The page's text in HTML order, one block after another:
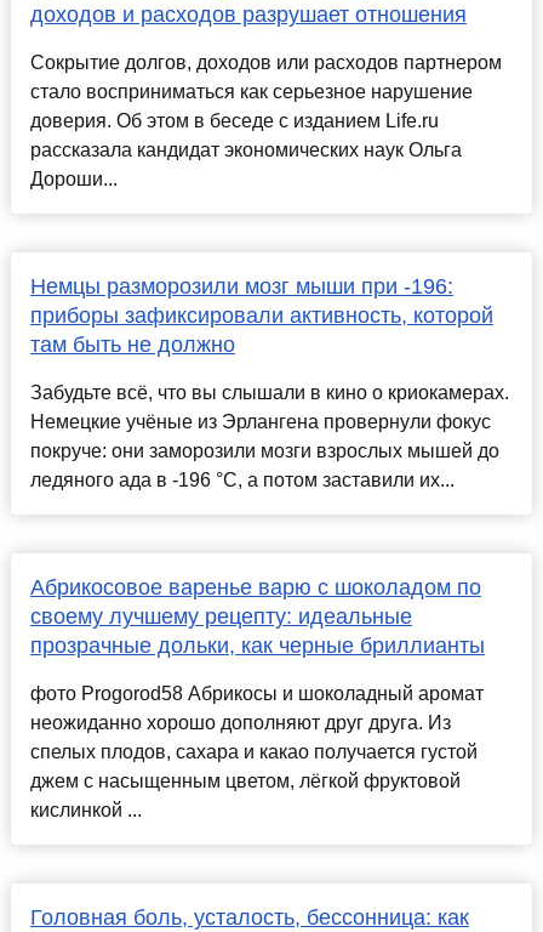
доходов и расходов разрушает отношения
Сокрытие долгов, доходов или расходов партнером
стало восприниматься как серьезное нарушение
доверия. Об этом в беседе с изданием Life.ru
рассказала кандидат экономических наук Ольга
Дороши...
Немцы разморозили мозг мыши при -196:
приборы зафиксировали активность, которой
там быть не должно
Забудьте всё, что вы слышали в кино о криокамерах.
Немецкие учёные из Эрлангена провернули фокус
покруче: они заморозили мозги взрослых мышей до
ледяного ада в -196 °C, а потом заставили их...
Абрикосовое варенье варю с шоколадом по
своему лучшему рецепту: идеальные
прозрачные дольки, как черные бриллианты
фото Progorod58 Абрикосы и шоколадный аромат
неожиданно хорошо дополняют друг друга. Из
спелых плодов, сахара и какао получается густой
джем с насыщенным цветом, лёгкой фруктовой
кислинкой ...
Головная боль, усталость, бессонница: как